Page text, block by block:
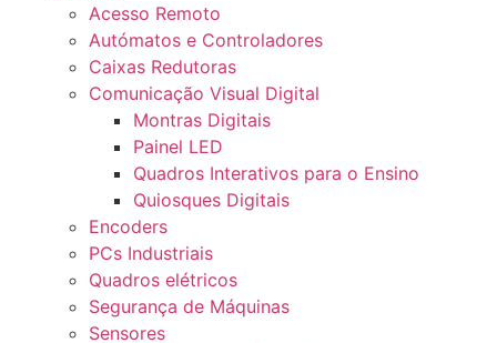
Acesso Remoto
Autómatos e Controladores
Caixas Redutoras
Comunicação Visual Digital
Montras Digitais
Painel LED
Quadros Interativos para o Ensino
Quiosques Digitais
Encoders
PCs Industriais
Quadros elétricos
Segurança de Máquinas
Sensores